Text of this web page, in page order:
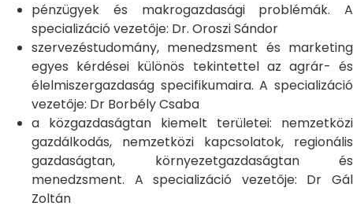
pénzügyek és makrogazdasági problémák. A
specializáció vezetője: Dr. Oroszi Sándor
szervezéstudomány, menedzsment és marketing
egyes kérdései különös tekintettel az agrár- és
élelmiszergazdaság specifikumaira. A specializáció
vezetője: Dr Borbély Csaba
a közgazdaságtan kiemelt területei: nemzetközi
gazdálkodás, nemzetközi kapcsolatok, regionális
gazdaságtan, környezetgazdaságtan és
menedzsment. A specializáció vezetője: Dr Gál
Zoltán